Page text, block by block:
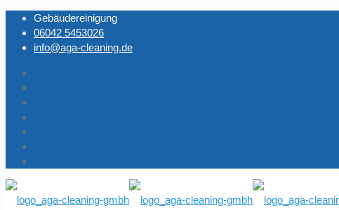
Gebäudereinigung
06042 5453026
info@aga-cleaning.de